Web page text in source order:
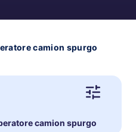
camion spurgo
camion spurgo